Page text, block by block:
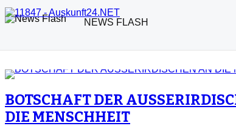
NEWS FLASH
BOTSCHAFT DER
DIE MENSCHHEIT